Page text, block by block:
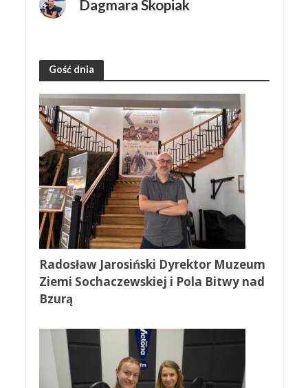
Dagmara Skopiak
Gość dnia
Radosław Jarosiński Dyrektor Muzeum
Ziemi Sochaczewskiej i Pola Bitwy nad
Bzurą